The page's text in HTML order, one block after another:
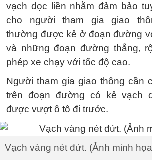
vạch dọc liền nhằm đảm bảo
cho người tham gia giao
thường được kẻ ở đoạn đường
và những đoạn đường thẳng,
phép xe chạy với tốc độ cao.
Người tham gia giao thông cần
trên đoạn đường có kẻ vạch
được vượt ô tô đi trước.
Vạch vàng nét đứt. (Ảnh minh